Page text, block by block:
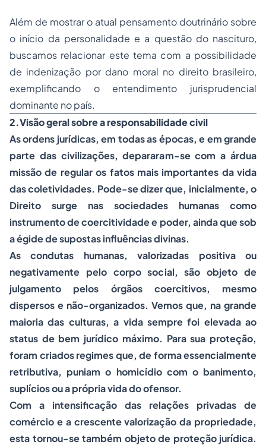
Além de mostrar o atual pensamento doutrinário sobre
o início da personalidade e a questão do nascituro,
buscamos relacionar este tema com a possibilidade
de indenização por dano moral no direito brasileiro,
exemplificando o entendimento jurisprudencial
dominante no país.
2.Visão geral sobre a responsabilidade civil
As ordens jurídicas, em todas as épocas, e em grande
parte das civilizações, depararam-se com a árdua
missão de regular os fatos mais importantes da vida
das coletividades. Pode-se dizer que, inicialmente, o
Direito surge nas sociedades humanas como
instrumento de coercitividade e poder, ainda que sob
a égide de supostas influências divinas.
As condutas humanas, valorizadas positiva ou
negativamente pelo corpo social, são objeto de
julgamento pelos órgãos coercitivos, mesmo
dispersos e não-organizados. Vemos que, na grande
maioria das culturas, a vida sempre foi elevada ao
status de bem jurídico máximo. Para sua proteção,
foram criados regimes que, de forma essencialmente
retributiva, puniam o homicídio com o banimento,
suplícios ou a própria vida do ofensor.
Com a intensificação das relações privadas de
comércio e a crescente valorização da propriedade,
esta tornou-se também objeto de proteção jurídica.